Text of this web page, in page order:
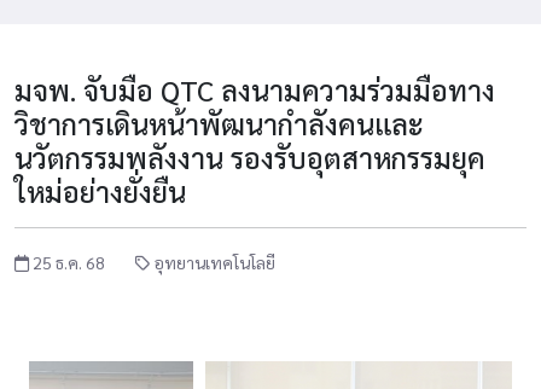
มจพ. จับมือ QTC ลงนามความร่วมมือทาง
วิชาการเดินหน้าพัฒนากำลังคนและ
นวัตกรรมพลังงาน รองรับอุตสาหกรรมยุค
ใหม่อย่างยั่งยืน
25 ธ.ค. 68 อุทยานเทคโนโลยี